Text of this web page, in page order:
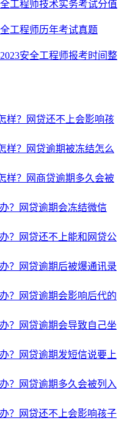
工程师技术实务考试分值
工程师历年考试真题
安全工程师报考时间整
样？网贷还不上会影响孩
样？网贷逾期被冻结怎么
样？网商贷逾期多久会被
？网贷逾期会冻结微信
？网贷还不上能和网贷公
？网贷逾期后被爆通讯录
？网贷逾期会影响后代的
？网贷逾期会导致自己坐
？网贷逾期发短信说要上
？网贷逾期多久会被列入
？网贷还不上会影响孩子